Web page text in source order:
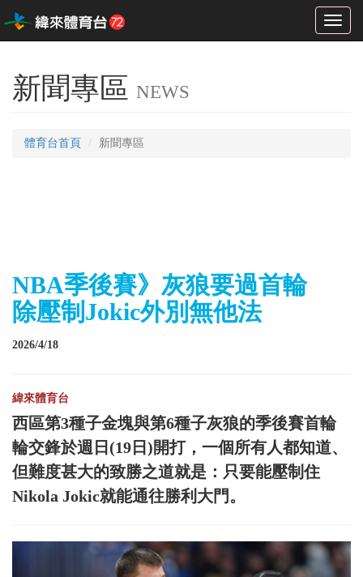
Toggle
新聞專區 NEWS
體育台首頁 新聞專區
NBA季後賽》灰狼要過首輪
除壓制Jokic外別無他法
2026/4/18
緯來體育台
西區第3種子金塊與第6種子灰狼的季後賽首輪
輪交鋒於週日(19日)開打，一個所有人都知道、
但難度甚大的致勝之道就是：只要能壓制住
Nikola Jokic就能通往勝利大門。